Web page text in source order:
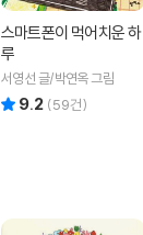
스마트폰이 먹어치운 하
루
서영선 글/박연옥 그림
9.2 (59건)